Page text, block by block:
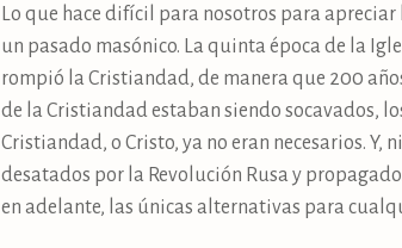
Lo que hace difícil para nosotros para
un pasado masónico. La quinta época de la
rompió la Cristiandad, de manera que 200
de la Cristiandad estaban siendo socavados,
Cristiandad, o Cristo, ya no eran necesarios.
desatados por la Revolución Rusa y
en adelante, las únicas alternativas para